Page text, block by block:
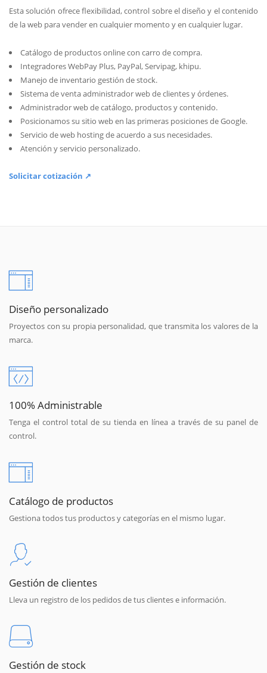
Esta solución ofrece flexibilidad, control sobre el diseño y el contenido
de la web para vender en cualquier momento y en cualquier lugar.
Catálogo de productos online con carro de compra.
Integradores WebPay Plus, PayPal, Servipag, khipu.
Manejo de inventario gestión de stock.
Sistema de venta administrador web de clientes y órdenes.
Administrador web de catálogo, productos y contenido.
Posicionamos su sitio web en las primeras posiciones de Google.
Servicio de web hosting de acuerdo a sus necesidades.
Atención y servicio personalizado.
Solicitar cotización ↗
Diseño personalizado
Proyectos con su propia personalidad, que transmita los valores de la
marca.
100% Administrable
Tenga el control total de su tienda en línea a través de su panel de
control.
Catálogo de productos
Gestiona todos tus productos y categorías en el mismo lugar.
Gestión de clientes
Lleva un registro de los pedidos de tus clientes e información.
Gestión de stock